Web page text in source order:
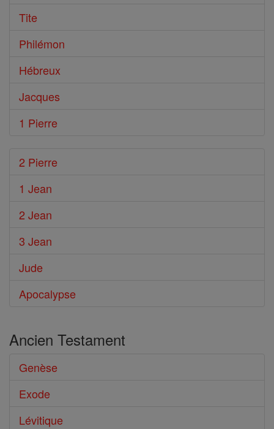
Tite
Philémon
Hébreux
Jacques
1 Pierre
2 Pierre
1 Jean
2 Jean
3 Jean
Jude
Apocalypse
Ancien Testament
Genèse
Exode
Lévitique